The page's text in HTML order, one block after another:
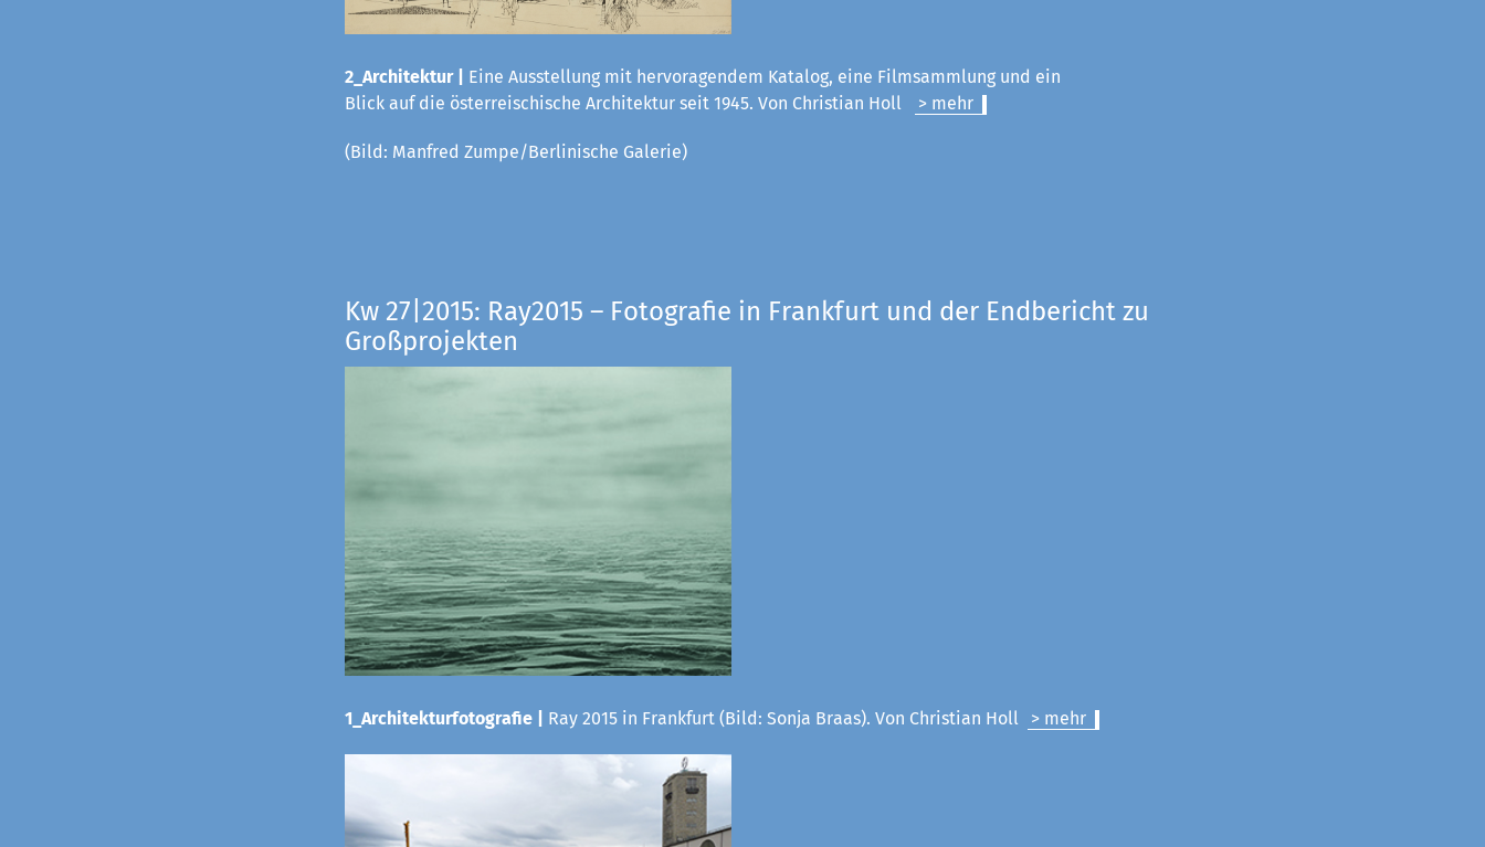
2_Architektur |
Eine Ausstellung mit hervoragendem Katalog, eine Filmsammlung und ein
Blick auf die österreischische Architektur seit 1945. Von Christian Holl
> mehr
(Bild: Manfred Zumpe/Berlinische Galerie)
Kw 27|2015: Ray2015 – Fotografie in Frankfurt und der Endbericht zu
Großprojekten
1_Architekturfotografie | Ray 2015 in Frankfurt (Bild: Sonja Braas). Von Christian Holl > mehr